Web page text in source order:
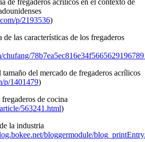
de fregaderos acrílicos en el contexto de
p/2193536)
las características de los fregaderos
chufang/
del mercado de fregaderos acrílicos
p/1401479)
de cocina
563241.html)
la industria
bloggermodule/